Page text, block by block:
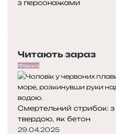
у
з персонажами
р
е
д
н
я
с
т
о
т
у
п
н
а
с
т
о
Читають зараз
Фізика
Смертельний стрибок: з
твердою, як бетон
29.04.2025